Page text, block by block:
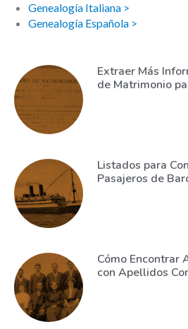
Genealogía Italiana >
Genealogía Española >
Extraer Más
de Matrimonio
Listados para
Pasajeros de
Cómo Encontrar
con Apellidos